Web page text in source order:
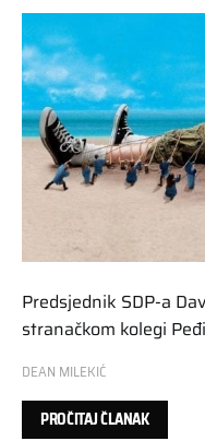
Predsjednik SDP-a
stranačkom kolegi
DEAN MILEKIĆ
PROČITAJ ČLANAK